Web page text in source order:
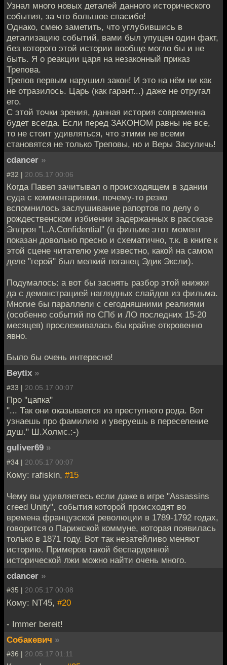
Узнал много новых деталей данного исторического
события, за что большое спасибо!
Однако, смею заметить, что углубившись в
детализацию событий, вами был упущен один факт,
без которого этой истории вообще могло бы и не
быть. Я о реакции царя на незаконный приказ
Трепова.
Трепов первым нарушил закон! И это на нём ни как
не отразилось. Царь (как гарант...) даже не отругал
его.
С этой точки зрения, данная история современна
будет всегда. Если перед ЗАКОНОМ равны не все,
то не стоит удивляться, что этими не всеми
становятся не только Треповы, но и Веры Засуличь!
cdancer »
#32 | 20.05.17 00:06
Когда Павел зачитывал о происходящем в здании
суда с комментариями, почему-то резко
вспомнилось заслушивание рапортов по делу о
рождественском избиении задержанных в рассказе
Эллроя "L.A.Confidential" (в фильме этот момент
показан довольно пресно и схематично, т.к. в книге к
этой сцене читателю уже известно, какой на самом
деле "герой" был мелкий поганец Эдик Эксли).
Подумалось: а вот бы заснять разбор этой книжки
да с демонстрацией наглядных слайдов из фильма.
Многие бы параллели с сегодняшними реалиями
(особенно событий по СПб и ЛО последних 15-20
месяцев) прослеживалась бы крайне откровенно
явно.
Было бы очень интересно!
Beytix »
#33 | 20.05.17 00:07
Про ''цапка"
"... Так они оказывается из преступного рода. Вот
узнаешь про фамилию и уверуешь в переселение
душ." Ш.Холмс.:-)
guliver69 »
#34 | 20.05.17 00:07
Кому: rafiskin, #15
Чему вы удивляетесь если даже в игре "Assassins
creed Unity", события которой происходят во
времена французской революции в 1789-1792 годах,
говорится о Парижской коммуне, которая появилась
только в 1871 году. Вот так незатейливо меняют
историю. Примеров такой беспардонной
исторической лжи можно найти очень много.
cdancer »
#35 | 20.05.17 00:08
Кому: NT45, #20
- Immer bereit!
Собакевич »
#36 | 20.05.17 01:11